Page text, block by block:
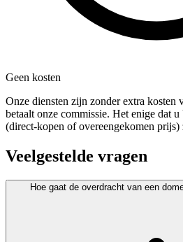
Geen kosten
Onze diensten zijn zonder extra kosten
betaalt onze commissie. Het enige dat
(direct-kopen of overeengekomen
Veelgestelde vragen
Hoe gaat de overdracht van een